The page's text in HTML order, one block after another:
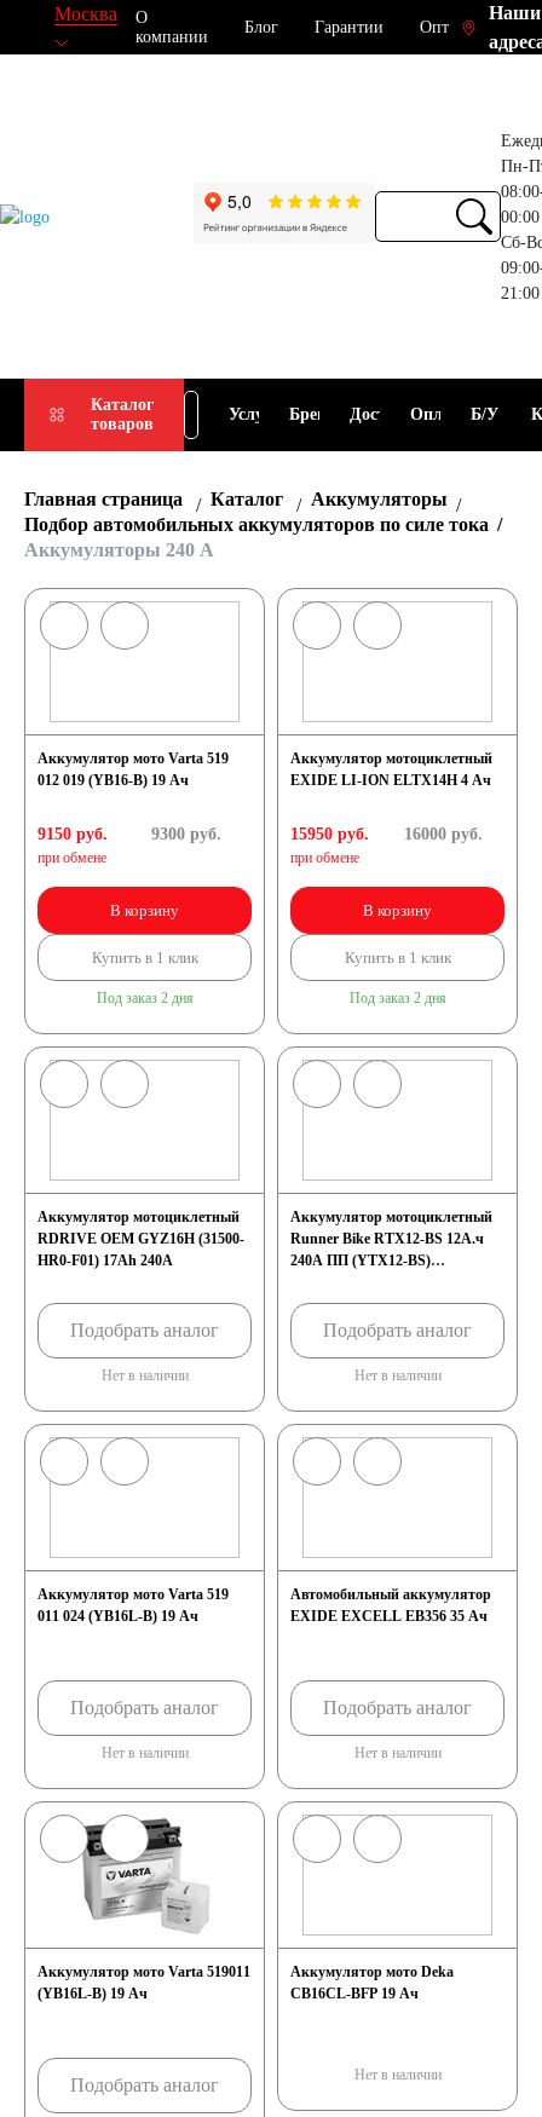
Москва
О
компании
Блог Гарантии Опт
Наши
Пн-
00:00
Сб-
21:00
Каталог
товаров
Подбор
АКБ
Услуги Бренды ДоставкаОплата Б/У
Главная страница Каталог
Аккумуляторы
Подбор автомобильных аккумуляторов по силе тока
Аккумуляторы 240 А
Аккумулятор мото Varta 519
012 019 (YB16-B) 19 Ач
9150 руб.
при обмене
9300руб.
В корзину
Купить в 1 клик
Под заказ 2 дня
Аккумулятор мотоциклетный
EXIDE LI-ION ELTX14H 4 Ач
15950 руб.
при обмене
16000руб.
В корзину
Купить в 1 клик
Под заказ 2 дня
Аккумулятор мотоциклетный
RDRIVE OEM GYZ16H (31500-
HR0-F01) 17Ah 240A
Подобрать аналог
Нет в наличии
Аккумулятор мотоциклетный
Runner Bike RTX12-BS 12А.ч
240А ПП (YTX12-BS)
Подобрать аналог
Нет в наличии
Аккумулятор мото Varta 519
011 024 (YB16L-B) 19 Ач
Подобрать аналог
Нет в наличии
Автомобильный аккумулятор
EXIDE EXCELL EB356 35 Ач
Подобрать аналог
Нет в наличии
Аккумулятор мото Varta 519011
(YB16L-B) 19 Ач
Подобрать аналог
Аккумулятор мото Deka
CB16CL-BFP 19 Ач
Нет в наличии